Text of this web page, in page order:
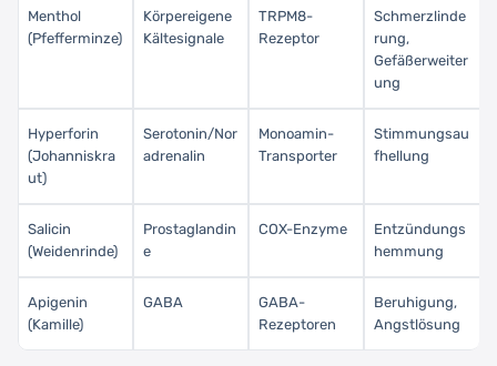
Menthol
(Pfefferminze)
Körpereigene
Kältesignale
TRPM8-
Rezeptor
Schmerzlinde
rung,
Gefäßerweiter
ung
Hyperforin
(Johanniskra
ut)
Serotonin/Nor
adrenalin
Monoamin-
Transporter
Stimmungsau
fhellung
Salicin
(Weidenrinde)
Prostaglandin
e
COX-Enzyme
Entzündungs
hemmung
Apigenin
(Kamille)
GABA
GABA-
Rezeptoren
Beruhigung,
Angstlösung